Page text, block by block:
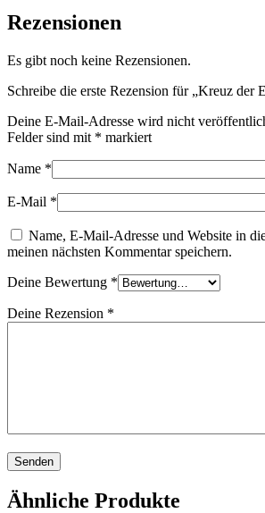
Rezensionen
Es gibt noch keine Rezensionen.
Schreibe die erste Rezension für „Kreuz der
Deine E-Mail-Adresse wird nicht
Felder sind mit * markiert
Name *
E-Mail *
Name, E-Mail-Adresse und Website in
meinen nächsten Kommentar speichern.
Deine Bewertung *
Deine Rezension *
Ähnliche Produkte